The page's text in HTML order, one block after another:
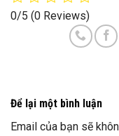
0/5 (0 Reviews)
Để lại một bình luận
Email của bạn sẽ